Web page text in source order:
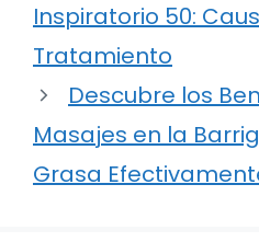
Inspiratorio 50:
Tratamiento
Descubre los
Masajes en la
Grasa